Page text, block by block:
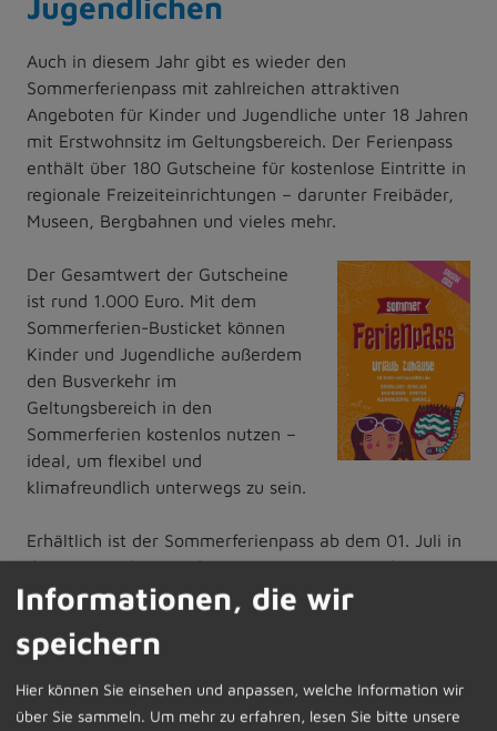
Auch in diesem Jahr gibt es wieder den
Sommerferienpass mit zahlreichen attraktiven
Angeboten für Kinder und Jugendliche unter 18 Jahren
mit Erstwohnsitz im Geltungsbereich. Der Ferienpass
enthält über 180 Gutscheine für kostenlose Eintritte in
regionale Freizeiteinrichtungen – darunter Freibäder,
Museen, Bergbahnen und vieles mehr.
Der Gesamtwert der Gutscheine
ist rund 1.000 Euro. Mit dem
Sommerferien-Busticket können
Kinder und Jugendliche außerdem
den Busverkehr im
Geltungsbereich in den
Sommerferien kostenlos nutzen –
ideal, um flexibel und
klimafreundlich unterwegs zu sein.
Erhältlich ist der Sommerferienpass ab dem 01. Juli in
den Gemeinden, Stadtverwaltungen, im Landratsamt
und beim Kreisjugendring Oberallgäu und Ostallgäu, in
Familienstützpunkten sowie in den Verkehrsämtern
der Region. In Dietmannsried ist der Ferienpass im
erhältlich.
Informationen, die wir
speichern
Hier können Sie einsehen und anpassen, welche Information wir
über Sie sammeln. Um mehr zu erfahren, lesen Sie bitte unsere